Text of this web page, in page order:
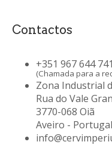
Contactos
+351 967 644 741
(Chamada para a
Zona Industrial
Rua do Vale
3770-068 Oiã
Aveiro - Portugal